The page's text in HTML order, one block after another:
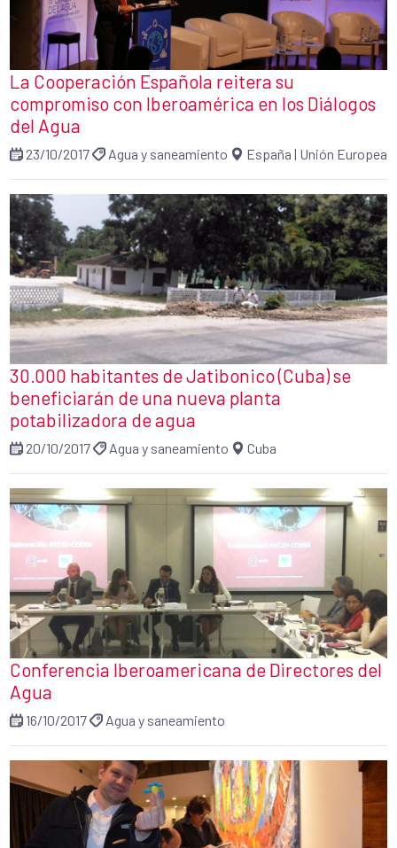
La Cooperación Española reitera su
compromiso con Iberoamérica en los Diálogos
del Agua
23/10/2017 Agua y saneamiento España | Unión Europea
30.000 habitantes de Jatibonico (Cuba) se
beneficiarán de una nueva planta
potabilizadora de agua
20/10/2017 Agua y saneamiento Cuba
Conferencia Iberoamericana de Directores del
Agua
16/10/2017 Agua y saneamiento